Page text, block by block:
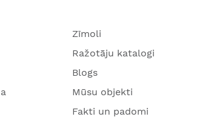
Zīmoli
Ražotāju katalogi
Blogs
Mūsu objekti
Fakti un padomi